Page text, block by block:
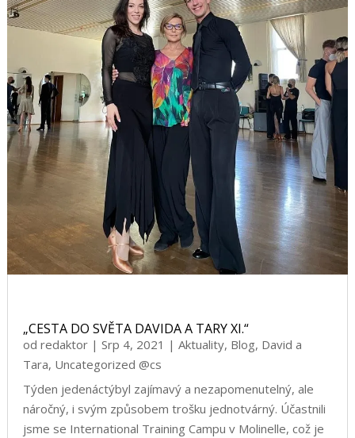
„CESTA DO SVĚTA DAVIDA A TARY XI.“
od redaktor| Srp 4, 2021 | Aktuality, Blog, David a
Tara, Uncategorized @cs
Týden jedenáctýbyl zajímavý a nezapomenutelný, ale
náročný, i svým způsobem trošku jednotvárný. Účastnili
jsme se International Training Campu v Molinelle, což je